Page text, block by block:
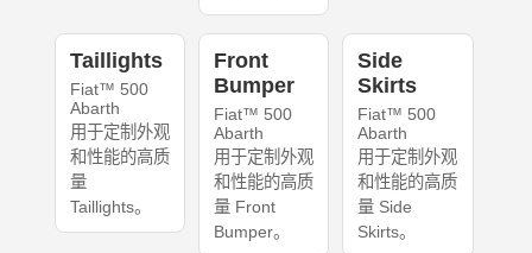
Taillights
Fiat™ 500
Abarth
用于定制外观
和性能的高质
量
Taillights。
Front
Bumper
Fiat™ 500
Abarth
用于定制外观
和性能的高质
量 Front
Bumper。
Side
Skirts
Fiat™ 500
Abarth
用于定制外观
和性能的高质
量 Side
Skirts。